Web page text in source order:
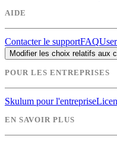
AIDE
Contacter le supportFAQ
Modifier les choix relatifs aux
POUR LES ENTREPRISES
Skulum pour l'entreprise
EN SAVOIR PLUS